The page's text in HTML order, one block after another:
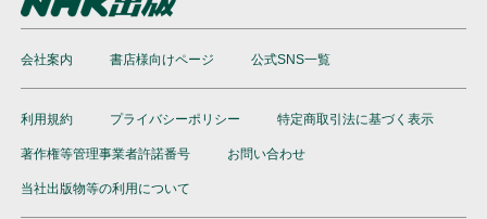
会社案内 書店様向けページ 公式SNS一覧
利用規約 プライバシーポリシー 特定商取引法に基づく表示
著作権等管理事業者許諾番号 お問い合わせ
当社出版物等の利用について